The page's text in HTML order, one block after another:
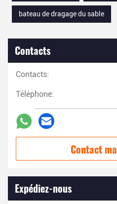
bateau de dragage du sable
Contacts
Contacts:
Téléphone:
Contact
Expédiez-nous